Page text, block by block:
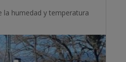
la humedad y temperatura